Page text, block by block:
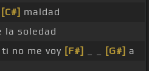
[C#] maldad
la soledad
no me voy [F#] [G#] a